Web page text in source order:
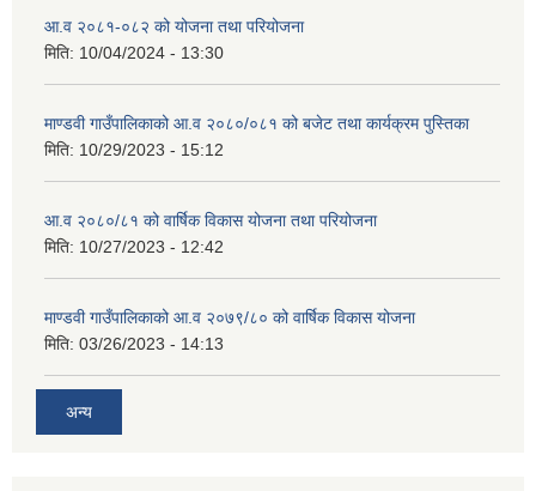
आ.व २०८१-०८२ को योजना तथा परियोजना
मिति: 10/04/2024 - 13:30
माण्डवी गाउँपालिकाको आ.व २०८०/०८१ को बजेट तथा कार्यक्रम पुस्तिका
मिति: 10/29/2023 - 15:12
आ.व २०८०/८१ को वार्षिक विकास योजना तथा परियोजना
मिति: 10/27/2023 - 12:42
माण्डवी गाउँपालिकाको आ.व २०७९/८० को वार्षिक विकास योजना
मिति: 03/26/2023 - 14:13
अन्य